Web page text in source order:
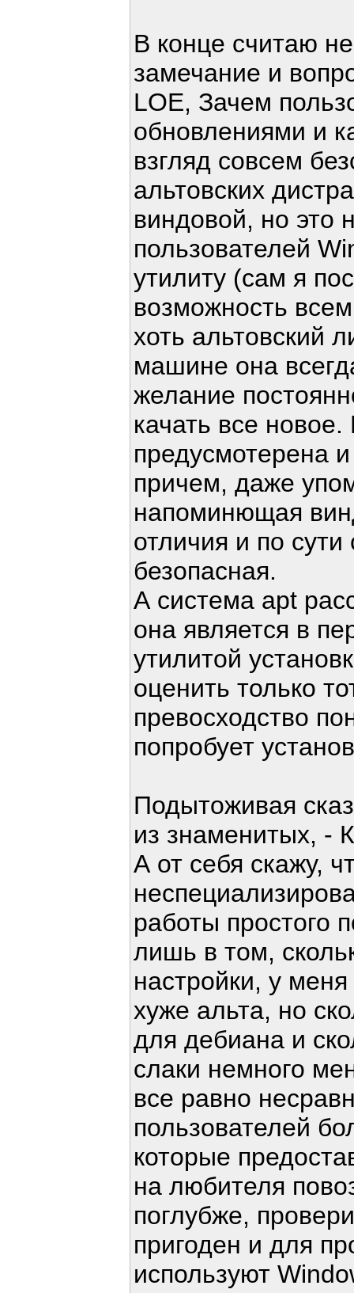
В конце считаю
замечание и
LOE, Зачем
обновлениями и
взгляд совсем
альтовских
виндовой, но это
пользователей
утилиту (сам я
возможность
хоть альтовский
машине она
желание
качать все новое.
предусмотерена
причем, даже
напоминющая
отличия и по
безопасная.
А система apt
она является в
утилитой
оценить только
превосходство
попробует
Подытоживая
из знаменитых, -
А от себя скажу,
работы простого
лишь в том,
настройки, у
хуже альта, но
для дебиана и
слаки немного
все равно
пользователей
которые
на любителя
поглубже,
пригоден и для
используют